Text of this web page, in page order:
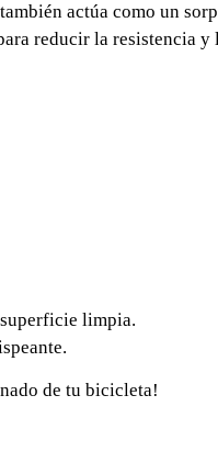
actúa como un
reducir la resistencia
limpia.
de tu bicicleta!